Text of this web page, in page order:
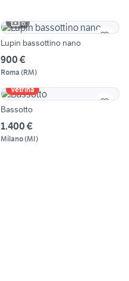
6
Lupin bassottino nano
900 €
Roma (RM)
Vetrina
Bassotto
1.400 €
Milano(MI)